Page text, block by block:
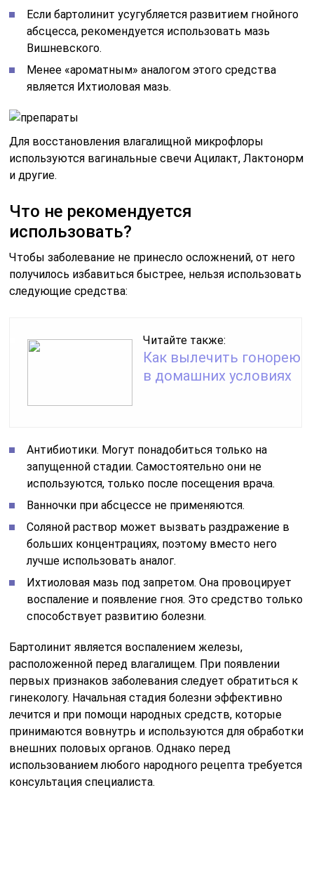
Если бартолинит усугубляется развитием гнойного
абсцесса, рекомендуется использовать мазь
Вишневского.
Менее «ароматным» аналогом этого средства
является Ихтиоловая мазь.
Для восстановления влагалищной микрофлоры
используются вагинальные свечи Ацилакт, Лактонорм
и другие.
Что не рекомендуется
использовать?
Чтобы заболевание не принесло осложнений, от него
получилось избавиться быстрее, нельзя использовать
следующие средства:
Читайте также:
Как вылечить гонорею
в домашних условиях
Антибиотики. Могут понадобиться только на
запущенной стадии. Самостоятельно они не
используются, только после посещения врача.
Ванночки при абсцессе не применяются.
Соляной раствор может вызвать раздражение в
больших концентрациях, поэтому вместо него
лучше использовать аналог.
Ихтиоловая мазь под запретом. Она провоцирует
воспаление и появление гноя. Это средство только
способствует развитию болезни.
Бартолинит является воспалением железы,
расположенной перед влагалищем. При появлении
первых признаков заболевания следует обратиться к
гинекологу. Начальная стадия болезни эффективно
лечится и при помощи народных средств, которые
принимаются вовнутрь и используются для обработки
внешних половых органов. Однако перед
использованием любого народного рецепта требуется
консультация специалиста.